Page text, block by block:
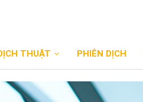
THUẬT PHIÊN DỊCH